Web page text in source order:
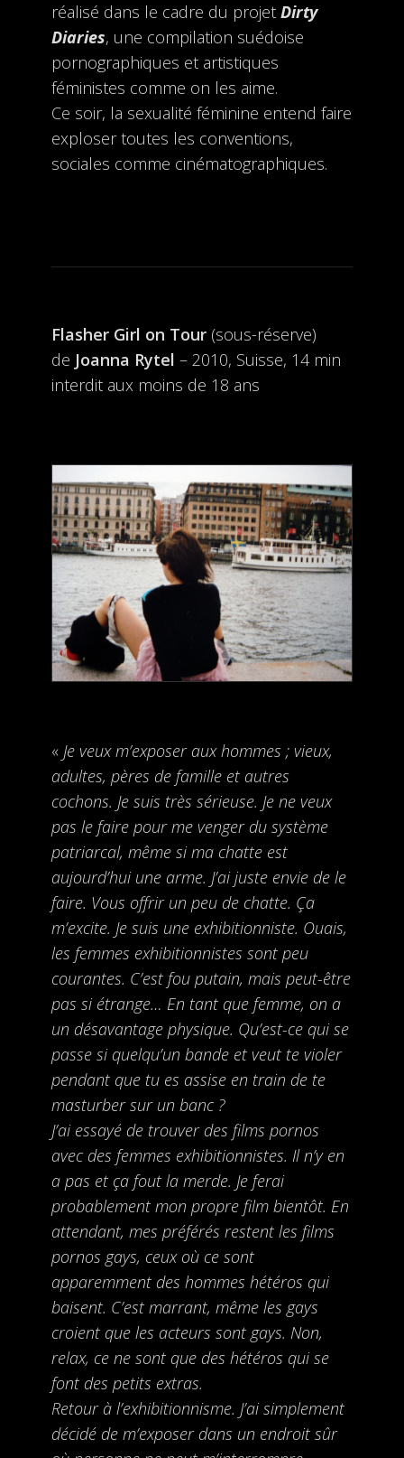
réalisé dans le cadre du projet Dirty
Diaries, une compilation suédoise
pornographiques et artistiques
féministes comme on les aime.
Ce soir, la sexualité féminine entend faire
exploser toutes les conventions,
sociales comme cinématographiques.
Flasher Girl on Tour (sous-réserve)
de Joanna Rytel – 2010, Suisse, 14 min
interdit aux moins de 18 ans
« Je veux m’exposer aux hommes ; vieux,
adultes, pères de famille et autres
cochons. Je suis très sérieuse. Je ne veux
pas le faire pour me venger du système
patriarcal, même si ma chatte est
aujourd’hui une arme. J’ai juste envie de le
faire. Vous offrir un peu de chatte. Ça
m’excite. Je suis une exhibitionniste. Ouais,
les femmes exhibitionnistes sont peu
courantes. C’est fou putain, mais peut-être
pas si étrange… En tant que femme, on a
un désavantage physique. Qu’est-ce qui se
passe si quelqu’un bande et veut te violer
pendant que tu es assise en train de te
masturber sur un banc ?
J’ai essayé de trouver des films pornos
avec des femmes exhibitionnistes. Il n’y en
a pas et ça fout la merde. Je ferai
probablement mon propre film bientôt. En
attendant, mes préférés restent les films
pornos gays, ceux où ce sont
apparemment des hommes hétéros qui
baisent. C’est marrant, même les gays
croient que les acteurs sont gays. Non,
relax, ce ne sont que des hétéros qui se
font des petits extras.
Retour à l’exhibitionnisme. J’ai simplement
décidé de m’exposer dans un endroit sûr